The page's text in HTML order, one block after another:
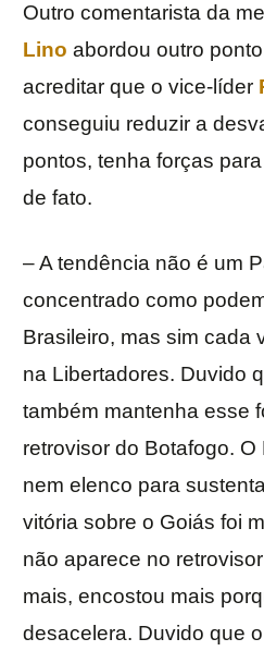
Outro comentarista da
Lino abordou outro
acreditar que o vice-líder
conseguiu reduzir a
pontos, tenha forças
de fato.
– A tendência não é um
concentrado como
Brasileiro, mas sim cada
na Libertadores. Duvido
também mantenha esse
retrovisor do Botafogo.
nem elenco para
vitória sobre o Goiás foi
não aparece no
mais, encostou mais
desacelera. Duvido que